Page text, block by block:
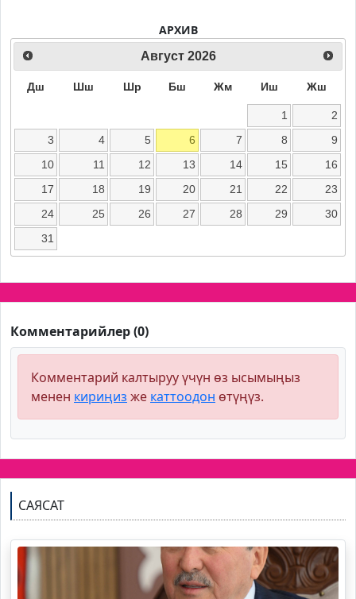
АРХИВ
Август 2026
Дш Шш Шр Бш Жм Иш Жш
1
2
3
4 5 6 7 8
9
10
11 12 13 14 15
16
17
18 19 20 21 22
23
24
25 26 27 28 29
30
31
Комментарийлер (0)
Комментарий калтыруу үчүн өз ысымыңыз
менен кириңиз же каттоодон өтүңүз.
САЯСАТ